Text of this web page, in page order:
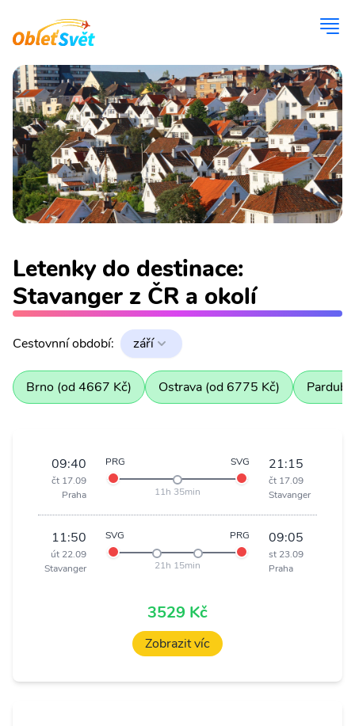
Letenky do destinace:
Stavanger z ČR a okolí
Cestovnní období: září
Brno (od 4667 Kč) Ostrava (od 6775 Kč)
09:40
čt 17.09
Praha
PRG SVG
11h 35min
21:15
čt 17.09
Stavanger
11:50
út 22.09
Stavanger
SVG PRG
21h 15min
09:05
st 23.09
Praha
3529 Kč
Zobrazit víc